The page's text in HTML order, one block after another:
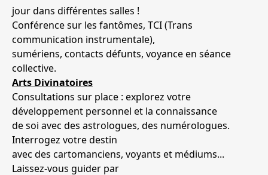
jour dans différentes salles !
Conférence sur les fantômes, TCI (Trans
communication instrumentale),
sumériens, contacts défunts, voyance en séance
collective.
Arts Divinatoires
Consultations sur place : explorez votre
développement personnel et la connaissance
de soi avec des astrologues, des numérologues.
Interrogez votre destin
avec des cartomanciens, voyants et médiums...
Laissez-vous guider par